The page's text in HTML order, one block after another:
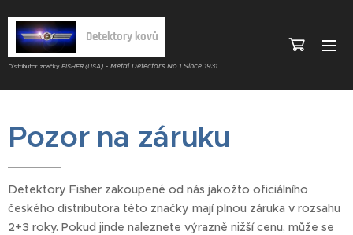
Detektory kovů
Distributor značky FISHER (USA) - Metal Detectors No.1 Since 1931
Pozor na záruku
Detektory Fisher zakoupené od nás jakožto oficiálního
českého distributora této značky mají plnou záruka v rozsahu
2+3 roky. Pokud jinde naleznete výrazně nižší cenu, může se